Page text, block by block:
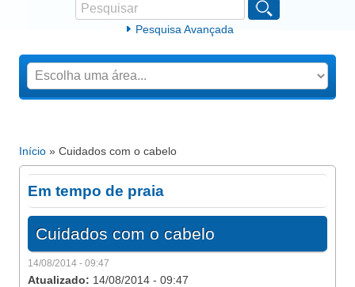
Formulário de procura
Pesquisar
Pesquisa Avançada
Está aqui
Início » Cuidados com o cabelo
Em tempo de praia
Cuidados com o cabelo
14/08/2014 - 09:47
Atualizado: 14/08/2014 - 09:47